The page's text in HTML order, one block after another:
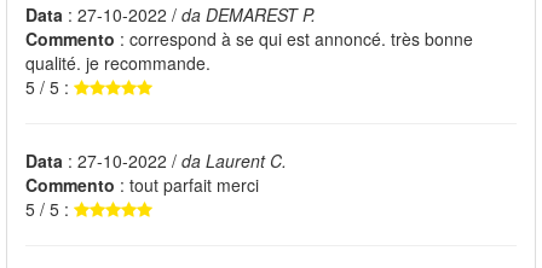
Data : 27-10-2022 / da DEMAREST P.
Commento : correspond à se qui est annoncé. très bonne
qualité. je recommande.
5 / 5 :
Data : 27-10-2022 / da Laurent C.
Commento : tout parfait merci
5 / 5 :